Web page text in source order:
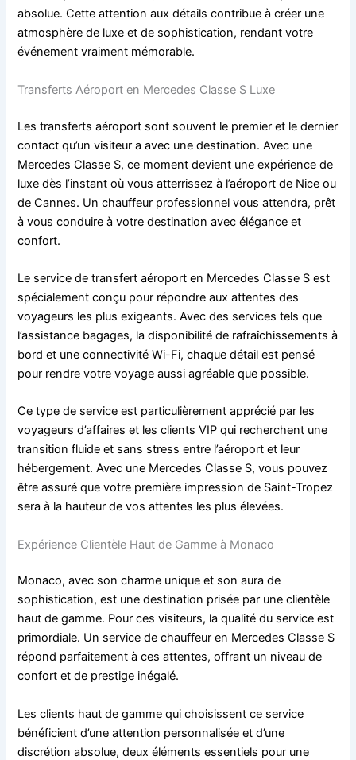
absolue. Cette attention aux détails contribue à créer une
atmosphère de luxe et de sophistication, rendant votre
événement vraiment mémorable.
Transferts Aéroport en Mercedes Classe S Luxe
Les transferts aéroport sont souvent le premier et le dernier
contact qu’un visiteur a avec une destination. Avec une
Mercedes Classe S, ce moment devient une expérience de
luxe dès l’instant où vous atterrissez à l’aéroport de Nice ou
de Cannes. Un chauffeur professionnel vous attendra, prêt
à vous conduire à votre destination avec élégance et
confort.
Le service de transfert aéroport en Mercedes Classe S est
spécialement conçu pour répondre aux attentes des
voyageurs les plus exigeants. Avec des services tels que
l’assistance bagages, la disponibilité de rafraîchissements à
bord et une connectivité Wi-Fi, chaque détail est pensé
pour rendre votre voyage aussi agréable que possible.
Ce type de service est particulièrement apprécié par les
voyageurs d’affaires et les clients VIP qui recherchent une
transition fluide et sans stress entre l’aéroport et leur
hébergement. Avec une Mercedes Classe S, vous pouvez
être assuré que votre première impression de Saint-Tropez
sera à la hauteur de vos attentes les plus élevées.
Expérience Clientèle Haut de Gamme à Monaco
Monaco, avec son charme unique et son aura de
sophistication, est une destination prisée par une clientèle
haut de gamme. Pour ces visiteurs, la qualité du service est
primordiale. Un service de chauffeur en Mercedes Classe S
répond parfaitement à ces attentes, offrant un niveau de
confort et de prestige inégalé.
Les clients haut de gamme qui choisissent ce service
bénéficient d’une attention personnalisée et d’une
discrétion absolue, deux éléments essentiels pour une